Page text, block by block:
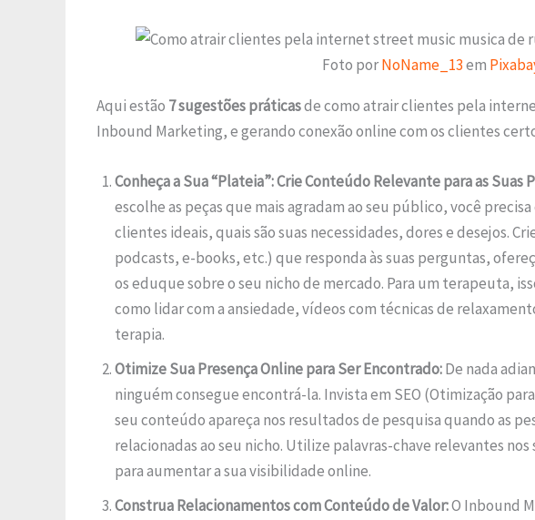
Foto porNoName_13em
Aqui estão 7 sugestões práticasde como atrair clientes pela
Inbound Marketing, e gerando conexão online com os clientes
Conheça a Sua “Plateia”: Crie Conteúdo Relevante para as Suas
escolhe as peças que mais agradam ao seu público, você
clientes ideais, quais são suas necessidades, dores e desejos.
podcasts, e-books, etc.) que responda às suas perguntas,
os eduque sobre o seu nicho de mercado. Para um terapeuta,
como lidar com a ansiedade, vídeos com técnicas de
terapia.
Otimize Sua Presença Online para Ser Encontrado:De nada
ninguém consegue encontrá-la. Invista em SEO (Otimização
seu conteúdo apareça nos resultados de pesquisa quando as
relacionadas ao seu nicho. Utilize palavras-chave relevantes
para aumentar a sua visibilidade online.
Construa Relacionamentos com Conteúdo de Valor:O Inbound